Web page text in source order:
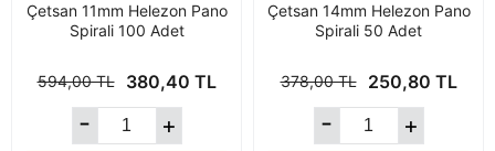
Çetsan 11mm Helezon Pano
Spirali 100 Adet
380,40 TL
594,00 TL
Çetsan 14mm Helezon Pano
Spirali 50 Adet
250,80 TL
378,00 TL